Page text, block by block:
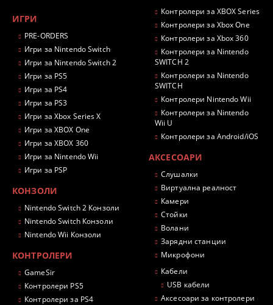
ИГРИ
PRE-ORDERS
Игри за Nintendo Switch
Игри за Nintendo Switch 2
Игри за PS5
Игри за PS4
Игри за PS3
Игри за Xbox Series X
Игри за XBOX One
Игри за XBOX 360
Игри за Nintendo Wii
Игри за PSP
КОНЗОЛИ
Nintendo Switch 2 Конзоли
Nintendo Switch Конзоли
Nintendo Wii Конзоли
КОНТРОЛЕРИ
GameSir
Контролери PS5
Контролери за PS4
Контролери за XBOX Series
Контролери за Xbox One
Контролери за Xbox 360
Контролери за Nintendo
SWITCH 2
Контролери за Nintendo
SWITCH
Контролери Nintendo Wii
Контролери за Nintendo
Wii U
Контролери за Android/iOS
АКСЕСОАРИ
Слушалки
Виртуална реалност
Камери
Стойки
Волани
Зарядни станции
Микрофони
Кабели
USB кабели
Аксесоари за контролери